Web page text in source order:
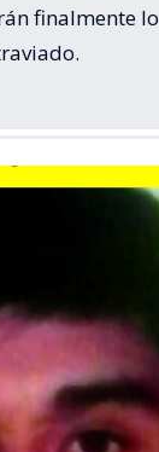
finalmente